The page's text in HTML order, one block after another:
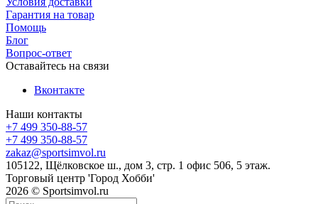
Гарантия на товар
Помощь
Блог
Вопрос-ответ
Оставайтесь на связи
Вконтакте
Наши контакты
+7 499 350-88-57
+7 499 350-88-57
zakaz@sportsimvol.ru
105122, Щёлковское ш., дом 3, стр. 1 офис 506, 5 этаж.
Торговый центр 'Город Хобби'
2026 © Sportsimvol.ru